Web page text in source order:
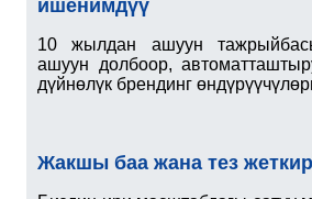
ишенимдүү
10 жылдан ашуун
ашуун долбоор,
дүйнөлүк брендинг
Жакшы баа жана тез